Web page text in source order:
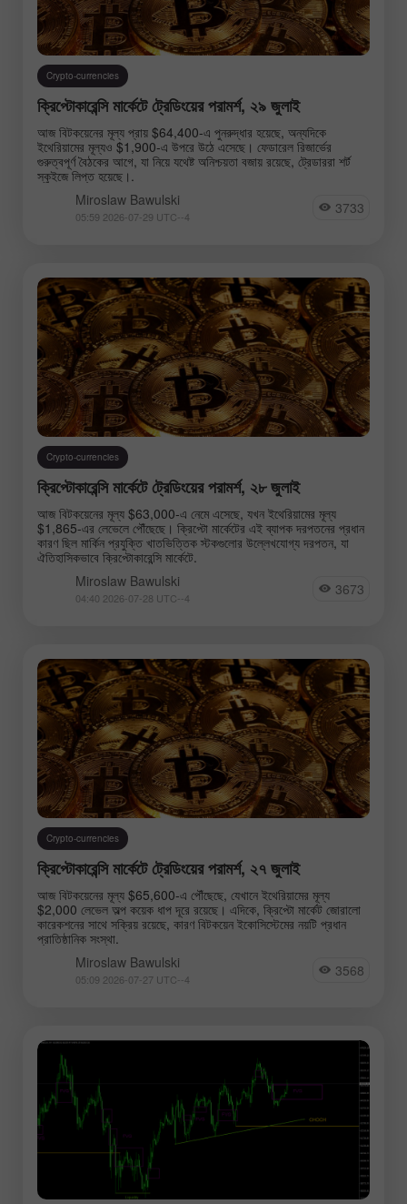
Crypto-currencies
ক্রিপ্টোকারেন্সি মার্কেটে ট্রেডিংয়ের পরামর্শ, ২৯ জুলাই
আজ বিটকয়েনের মূল্য প্রায় $64,400-এ পুনরুদ্ধার হয়েছে, অন্যদিকে
ইথেরিয়ামের মূল্যও $1,900-এ উপরে উঠে এসেছে। ফেডারেল রিজার্ভের
গুরুত্বপূর্ণ বৈঠকের আগে, যা নিয়ে যথেষ্ট অনিশ্চয়তা বজায় রয়েছে, ট্রেডাররা শর্ট
স্কুইজে লিপ্ত হয়েছে।.
Miroslaw Bawulski
05:59 2026-07-29 UTC--4 3733
Crypto-currencies
ক্রিপ্টোকারেন্সি মার্কেটে ট্রেডিংয়ের পরামর্শ, ২৮ জুলাই
আজ বিটকয়েনের মূল্য $63,000-এ নেমে এসেছে, যখন ইথেরিয়ামের মূল্য
$1,865-এর লেভেলে পৌঁছেছে। ক্রিপ্টো মার্কেটের এই ব্যাপক দরপতনের প্রধান
কারণ ছিল মার্কিন প্রযুক্তি খাতভিত্তিক স্টকগুলোর উল্লেখযোগ্য দরপতন, যা
ঐতিহাসিকভাবে ক্রিপ্টোকারেন্সি মার্কেটে.
Miroslaw Bawulski
04:40 2026-07-28 UTC--4 3673
Crypto-currencies
ক্রিপ্টোকারেন্সি মার্কেটে ট্রেডিংয়ের পরামর্শ, ২৭ জুলাই
আজ বিটকয়েনের মূল্য $65,600-এ পৌঁছেছে, যেখানে ইথেরিয়ামের মূল্য
$2,000 লেভেল অল্প কয়েক ধাপ দূরে রয়েছে। এদিকে, ক্রিপ্টো মার্কেট জোরালো
কারেকশনের সাথে সক্রিয় রয়েছে, কারণ বিটকয়েন ইকোসিস্টেমের নয়টি প্রধান
প্রাতিষ্ঠানিক সংস্থা.
Miroslaw Bawulski
05:09 2026-07-27 UTC--4 3568